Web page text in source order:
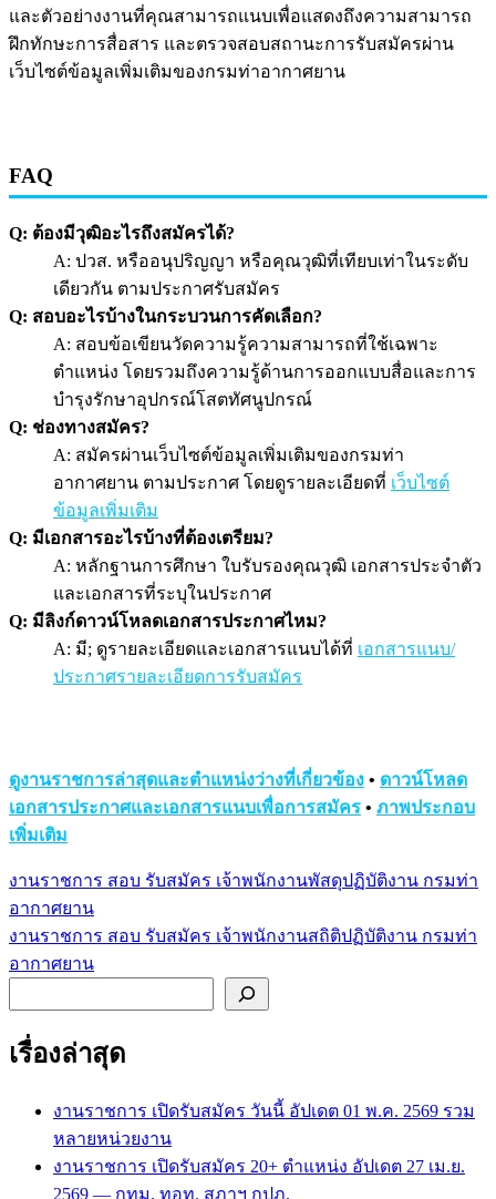
และตัวอย่างงานที่คุณสามารถแนบเพื่อแสดงถึงความสามารถ
ฝึกทักษะการสื่อสาร และตรวจสอบสถานะการรับสมัครผ่าน
เว็บไซต์ข้อมูลเพิ่มเติมของกรมท่าอากาศยาน
FAQ
Q: ต้องมีวุฒิอะไรถึงสมัครได้?
A: ปวส. หรืออนุปริญญา หรือคุณวุฒิที่เทียบเท่าในระดับ
เดียวกัน ตามประกาศรับสมัคร
Q: สอบอะไรบ้างในกระบวนการคัดเลือก?
A: สอบข้อเขียนวัดความรู้ความสามารถที่ใช้เฉพาะ
ตำแหน่ง โดยรวมถึงความรู้ด้านการออกแบบสื่อและการ
บำรุงรักษาอุปกรณ์โสตทัศนูปกรณ์
Q: ช่องทางสมัคร?
A: สมัครผ่านเว็บไซต์ข้อมูลเพิ่มเติมของกรมท่า
อากาศยาน ตามประกาศ โดยดูรายละเอียดที่ เว็บไซต์
ข้อมูลเพิ่มเติม
Q: มีเอกสารอะไรบ้างที่ต้องเตรียม?
A: หลักฐานการศึกษา ใบรับรองคุณวุฒิ เอกสารประจำตัว
และเอกสารที่ระบุในประกาศ
Q: มีลิงก์ดาวน์โหลดเอกสารประกาศไหม?
A: มี; ดูรายละเอียดและเอกสารแนบได้ที่ เอกสารแนบ/
ประกาศรายละเอียดการรับสมัคร
ดูงานราชการล่าสุดและตำแหน่งว่างที่เกี่ยวข้อง • ดาวน์โหลด
เอกสารประกาศและเอกสารแนบเพื่อการสมัคร • ภาพประกอบ
เพิ่มเติม
แนะแนว
เรื่อง
งานราชการ สอบ รับสมัคร เจ้าพนักงานพัสดุปฏิบัติงาน กรมท่า
อากาศยาน
งานราชการ สอบ รับสมัคร เจ้าพนักงานสถิติปฏิบัติงาน กรมท่า
อากาศยาน
เรื่องล่าสุด
งานราชการ เปิดรับสมัคร วันนี้ อัปเดต 01 พ.ค. 2569 รวม
หลายหน่วยงาน
งานราชการ เปิดรับสมัคร 20+ ตำแหน่ง อัปเดต 27 เม.ย.
2569 — กทม. ทอท. สภาฯ กปภ.